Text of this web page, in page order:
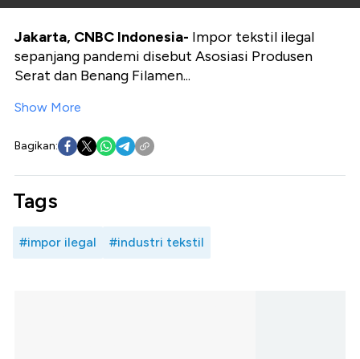
Jakarta, CNBC Indonesia- Impor tekstil ilegal
sepanjang pandemi disebut Asosiasi Produsen
Serat dan Benang Filamen...
Show More
Bagikan:
Tags
#impor ilegal #industri tekstil